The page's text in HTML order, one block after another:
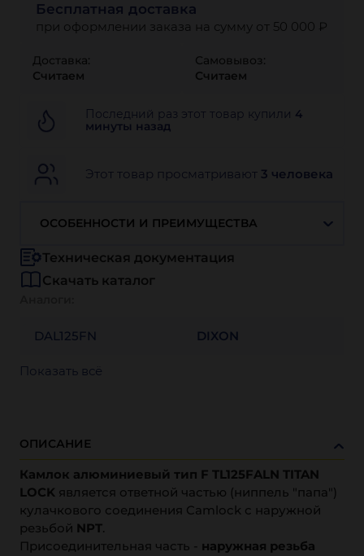
Бесплатная доставка
при оформлении заказа на сумму от 50 000 ₽
Доставка:
Считаем
Самовывоз:
Считаем
Последний раз этот товар купили 4
минуты назад
Этот товар просматривают 3 человека
ОСОБЕННОСТИ И ПРЕИМУЩЕСТВА
Техническая документация
Скачать каталог
DAL125FN DIXON
Показать всё
ОПИСАНИЕ
Камлок алюминиевый тип F TL125FALN TITAN
LOCK является ответной частью (ниппель "папа")
кулачкового соединения Camlock с наружной
резьбой NPT.
Присоединительная часть - наружная резьба